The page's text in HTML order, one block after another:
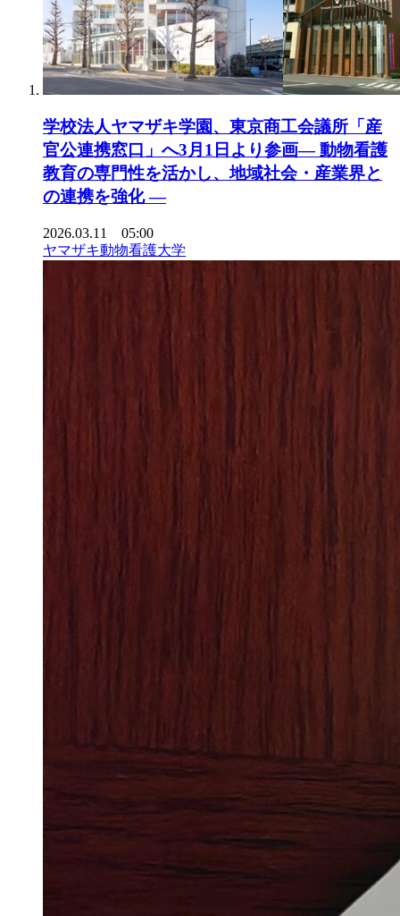
学校法人ヤマザキ学園、東京商工会議所「産
官公連携窓口」へ3月1日より参画― 動物看護
教育の専門性を活かし、地域社会・産業界と
の連携を強化 ―
2026.03.11 05:00
ヤマザキ動物看護大学